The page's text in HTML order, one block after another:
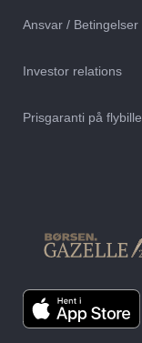
Ansvar / Betingelser
Investor relations
Prisgaranti på